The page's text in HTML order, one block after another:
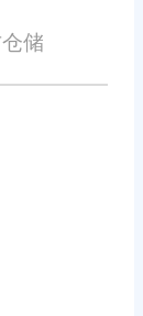
图片、标
储